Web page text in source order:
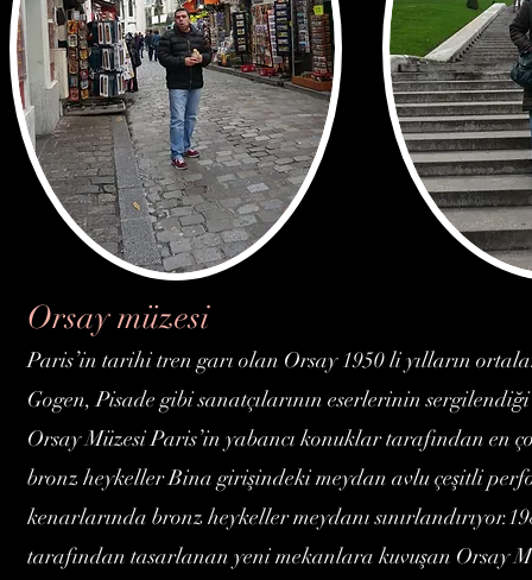
Orsay müzesi
Paris’in tarihi tren garı olan Orsay 1950 li yılların
Gogen, Pisade gibi sanatçılarının eserlerinin
Orsay Müzesi Paris’in yabancı konuklar tarafından en
bronz heykeller Bina girişindeki meydan avlu çeşitli
kenarlarında bronz heykeller meydanı
tarafından tasarlanan yeni mekanlara kuvuşan Orsay